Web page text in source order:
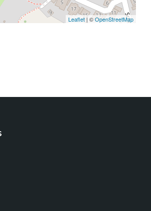
Leaflet| ©OpenStreetMap